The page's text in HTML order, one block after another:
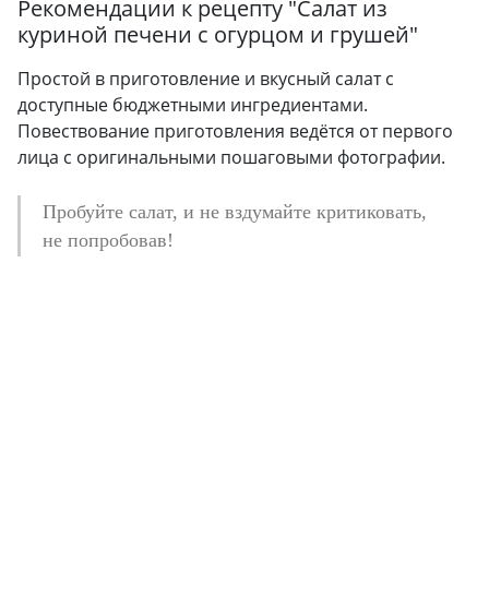
Рекомендации к рецепту "Салат из
куриной печени с огурцом и грушей"
Простой в приготовление и вкусный салат с
доступные бюджетными ингредиентами.
Повествование приготовления ведётся от первого
лица с оригинальными пошаговыми фотографии.
Пробуйте салат, и не вздумайте критиковать,
не попробовав!